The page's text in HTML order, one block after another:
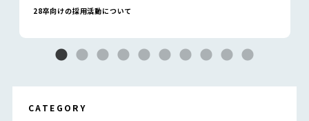
CATEGORY
28卒向けの採用活動について